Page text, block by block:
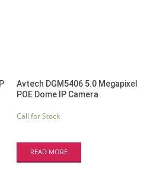
Avtech DGM5406 5.0 Megapixel
POE Dome IP Camera
Call for Stock
READ MORE